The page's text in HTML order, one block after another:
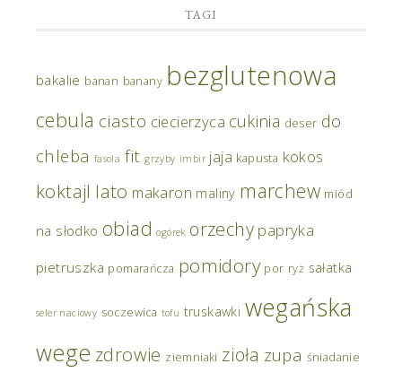
TAGI
bakalie banan banany bezglutenowa
cebula ciasto ciecierzyca cukinia deser do
chleba fasola fit grzyby imbir jaja kapusta kokos
koktajl lato makaron maliny marchew miód
na słodko obiad ogórek orzechy papryka
pietruszka pomarańcza pomidory por ryż sałatka
seler naciowy soczewica tofu truskawki wegańska
wege zdrowie ziemniaki zioła zupa śniadanie